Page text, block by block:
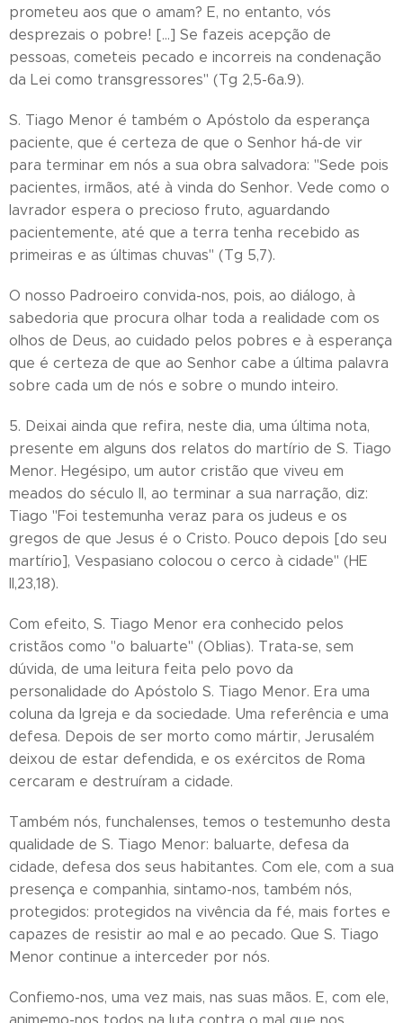
prometeu aos que o amam? E, no entanto, vós
desprezais o pobre! [...] Se fazeis acepção de
pessoas, cometeis pecado e incorreis na condenação
da Lei como transgressores" (Tg 2,5-6a.9).
S. Tiago Menor é também o Apóstolo da esperança
paciente, que é certeza de que o Senhor há-de vir
para terminar em nós a sua obra salvadora: "Sede pois
pacientes, irmãos, até à vinda do Senhor. Vede como o
lavrador espera o precioso fruto, aguardando
pacientemente, até que a terra tenha recebido as
primeiras e as últimas chuvas" (Tg 5,7).
O nosso Padroeiro convida-nos, pois, ao diálogo, à
sabedoria que procura olhar toda a realidade com os
olhos de Deus, ao cuidado pelos pobres e à esperança
que é certeza de que ao Senhor cabe a última palavra
sobre cada um de nós e sobre o mundo inteiro.
5. Deixai ainda que refira, neste dia, uma última nota,
presente em alguns dos relatos do martírio de S. Tiago
Menor. Hegésipo, um autor cristão que viveu em
meados do século II, ao terminar a sua narração, diz:
Tiago "Foi testemunha veraz para os judeus e os
gregos de que Jesus é o Cristo. Pouco depois [do seu
martírio], Vespasiano colocou o cerco à cidade" (HE
II,23,18).
Com efeito, S. Tiago Menor era conhecido pelos
cristãos como "o baluarte" (Oblias). Trata-se, sem
dúvida, de uma leitura feita pelo povo da
personalidade do Apóstolo S. Tiago Menor. Era uma
coluna da Igreja e da sociedade. Uma referência e uma
defesa. Depois de ser morto como mártir, Jerusalém
deixou de estar defendida, e os exércitos de Roma
cercaram e destruíram a cidade.
Também nós, funchalenses, temos o testemunho desta
qualidade de S. Tiago Menor: baluarte, defesa da
cidade, defesa dos seus habitantes. Com ele, com a sua
presença e companhia, sintamo-nos, também nós,
protegidos: protegidos na vivência da fé, mais fortes e
capazes de resistir ao mal e ao pecado. Que S. Tiago
Menor continue a interceder por nós.
Confiemo-nos, uma vez mais, nas suas mãos. E, com ele,